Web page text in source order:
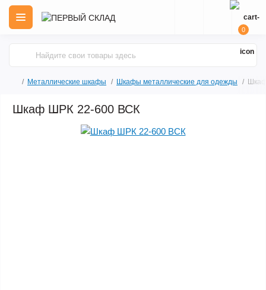
0
Металлические шкафы Шкафы металлические для одежды
Шкаф ШРК 22-600 ВСК